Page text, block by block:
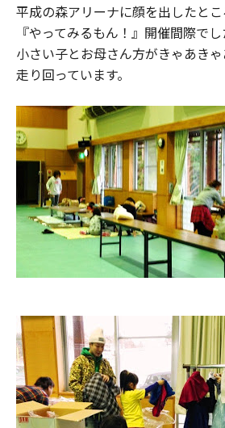
平成の森アリーナに顔を出したと
『やってみるもん！』開催間際でし
小さい子とお母さん方がきゃあき
走り回っています。